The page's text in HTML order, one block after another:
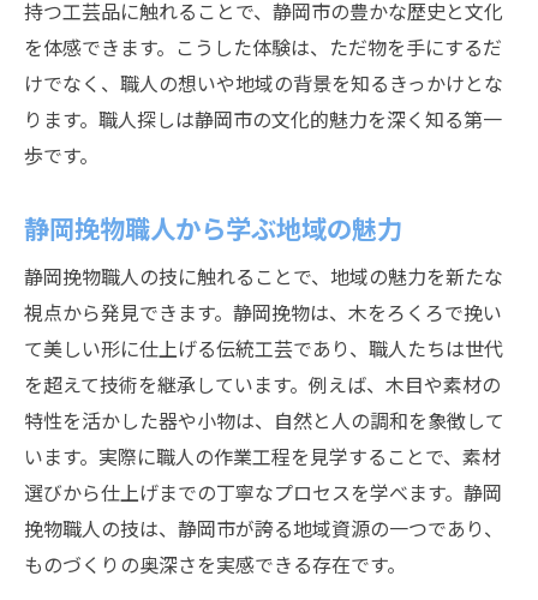
持つ工芸品に触れることで、静岡市の豊かな歴史と文化
を体感できます。こうした体験は、ただ物を手にするだ
けでなく、職人の想いや地域の背景を知るきっかけとな
ります。職人探しは静岡市の文化的魅力を深く知る第一
歩です。
静岡挽物職人から学ぶ地域の魅力
静岡挽物職人の技に触れることで、地域の魅力を新たな
視点から発見できます。静岡挽物は、木をろくろで挽い
て美しい形に仕上げる伝統工芸であり、職人たちは世代
を超えて技術を継承しています。例えば、木目や素材の
特性を活かした器や小物は、自然と人の調和を象徴して
います。実際に職人の作業工程を見学することで、素材
選びから仕上げまでの丁寧なプロセスを学べます。静岡
挽物職人の技は、静岡市が誇る地域資源の一つであり、
ものづくりの奥深さを実感できる存在です。